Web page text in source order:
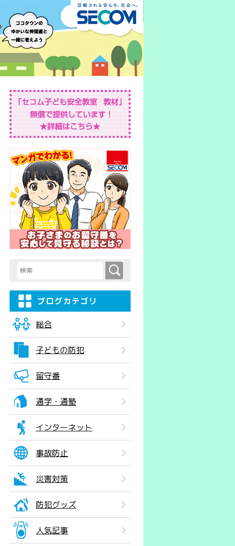
検索キーワード入力 検索
ブログカテゴリ
総合
子どもの防犯
留守番
通学・通塾
インターネット
事故防止
災害対策
防犯グッズ
人気記事